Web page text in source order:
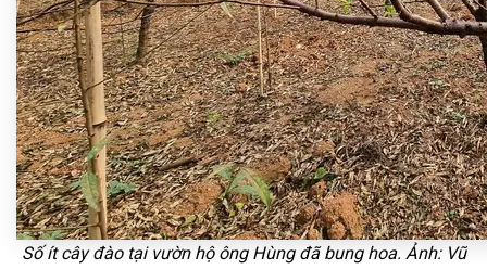
Số ít cây đào tại vườn hộ ông Hùng đã bung hoa. Ảnh: Vũ